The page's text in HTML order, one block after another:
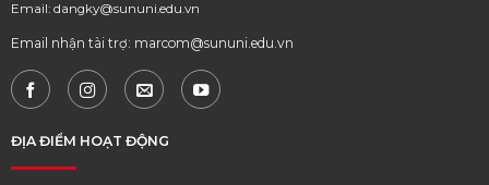
Email: dangky@sununi.edu.vn
Email nhận tài trợ: marcom@sununi.edu.vn
ĐỊA ĐIỂM HOẠT ĐỘNG